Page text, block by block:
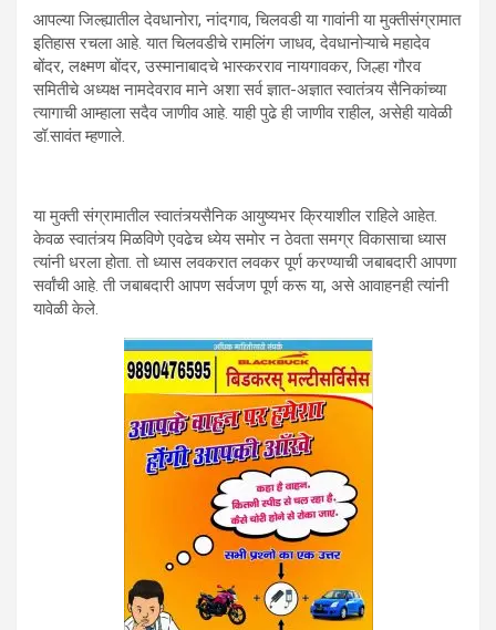
आपल्या जिल्ह्यातील देवधानोरा, नांदगाव, चिलवडी या गावांनी या मुक्तीसंग्रामात
इतिहास रचला आहे. यात चिलवडीचे रामलिंग जाधव, देवधानोऱ्याचे महादेव
बोंदर, लक्ष्मण बोंदर, उस्मानाबादचे भास्करराव नायगावकर, जिल्हा गौरव
समितीचे अध्यक्ष नामदेवराव माने अशा सर्व ज्ञात-अज्ञात स्वातंत्र्य सैनिकांच्या
त्यागाची आम्हाला सदैव जाणीव आहे. याही पुढे ही जाणीव राहील, असेही यावेळी
डॉ.सावंत म्हणाले.
या मुक्ती संग्रामातील स्वातंत्र्यसैनिक आयुष्यभर क्रियाशील राहिले आहेत.
केवळ स्वातंत्र्य मिळविणे एवढेच ध्येय समोर न ठेवता समग्र विकासाचा ध्यास
त्यांनी धरला होता. तो ध्यास लवकरात लवकर पूर्ण करण्याची जबाबदारी आपणा
सर्वांची आहे. ती जबाबदारी आपण सर्वजण पूर्ण करू या, असे आवाहनही त्यांनी
यावेळी केले.